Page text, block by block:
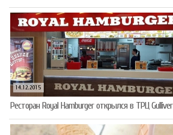
14.12.2015
Ресторан Royal Hamburger открылся в ТРЦ Gulliver